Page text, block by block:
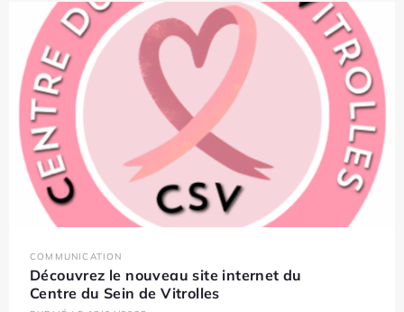
COMMUNICATION
Découvrez le nouveau site internet du
Centre du Sein de Vitrolles